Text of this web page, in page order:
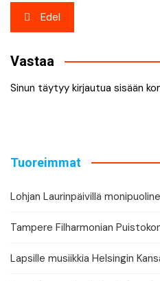
Artikkelien
selaus
Edel
Vastaa
Sinun täytyy kirjautua sisään
Tuoreimmat
Lohjan Laurinpäivillä
Tampere Filharmonian
Lapsille musiikkia Helsingin